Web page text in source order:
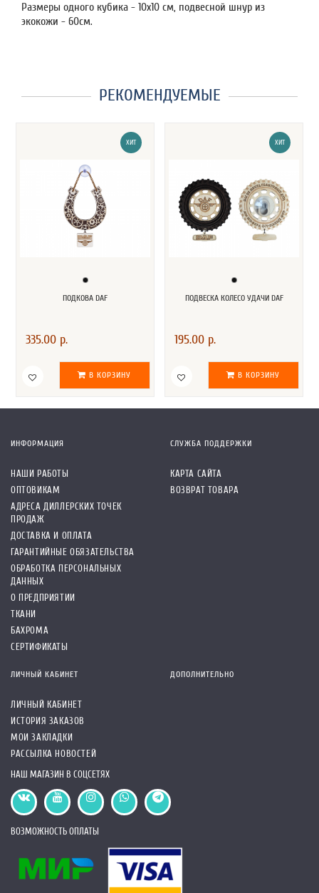
Размеры одного кубика - 10х10 см, подвесной шнур из
экокожи - 60см.
РЕКОМЕНДУЕМЫЕ
ХИТ
ПОДКОВА DAF
335.00 р.
В КОРЗИНУ
ХИТ
ПОДВЕСКА КОЛЕСО УДАЧИ DAF
195.00 р.
В КОРЗИНУ
ИНФОРМАЦИЯ
НАШИ РАБОТЫ
ОПТОВИКАМ
АДРЕСА ДИЛЛЕРСКИХ ТОЧЕК
ПРОДАЖ
ДОСТАВКА И ОПЛАТА
ГАРАНТИЙНЫЕ ОБЯЗАТЕЛЬСТВА
ОБРАБОТКА ПЕРСОНАЛЬНЫХ
ДАННЫХ
О ПРЕДПРИЯТИИ
ТКАНИ
БАХРОМА
СЕРТИФИКАТЫ
СЛУЖБА ПОДДЕРЖКИ
КАРТА САЙТА
ВОЗВРАТ ТОВАРА
ЛИЧНЫЙ КАБИНЕТ
ЛИЧНЫЙ КАБИНЕТ
ИСТОРИЯ ЗАКАЗОВ
МОИ ЗАКЛАДКИ
РАССЫЛКА НОВОСТЕЙ
ДОПОЛНИТЕЛЬНО
НАШ МАГАЗИН В СОЦСЕТЯХ
ВОЗМОЖНОСТЬ ОПЛАТЫ